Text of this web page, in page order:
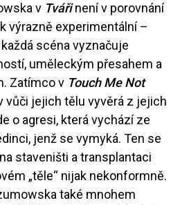
v Tvářinení v porovnání
výrazně experimentální –
scéna vyznačuje
uměleckým přesahem a
Zatímco v Touch Me Not
vůči jejich tělu vyvěrá z jejich
o agresi, která vychází ze
jenž se vymyká. Ten se
staveništi a transplantaci
„těle“ nijak nekonformně.
také mnohem